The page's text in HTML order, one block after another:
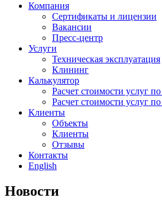
Компания
Сертификаты и лицензии
Вакансии
Пресс-центр
Услуги
Техническая эксплуатация
Клининг
Калькулятор
Расчет стоимости услуг
Расчет стоимости услуг
Клиенты
Объекты
Клиенты
Отзывы
Контакты
English
Новости